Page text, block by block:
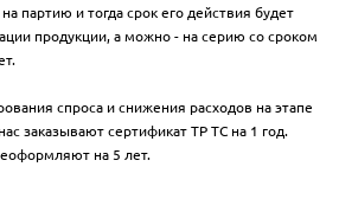
партию и тогда срок его действия будет
продукции, а можно - на серию со сроком
спроса и снижения расходов на этапе
заказывают сертификат ТР ТС на 1 год.
на 5 лет.